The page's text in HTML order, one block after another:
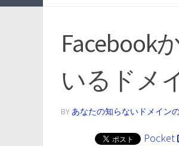
Facebook
いるドメ
BYあなたの知らないドメイン
Pocket